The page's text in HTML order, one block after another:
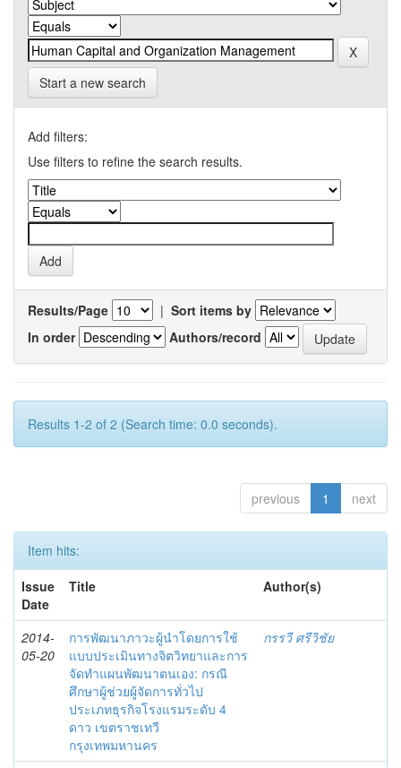
Start a new search
Add filters:
Use filters to refine the search results.
Results/Page | Sort items by
In order
Authors/record
Results 1-2 of 2 (Search time: 0.0 seconds).
previous 1 next
Item hits:
Issue
Date
Title Author(s)
2014-
05-20
การพัฒนาภาวะผู้นำโดยการใช้
แบบประเมินทางจิตวิทยาและการ
จัดทำแผนพัฒนาตนเอง: กรณี
ศึกษาผู้ช่วยผู้จัดการทั่วไป
ประเภทธุรกิจโรงแรมระดับ 4
ดาว เขตราชเทวี
กรุงเทพมหานคร
กรรวี ศรีวิชัย